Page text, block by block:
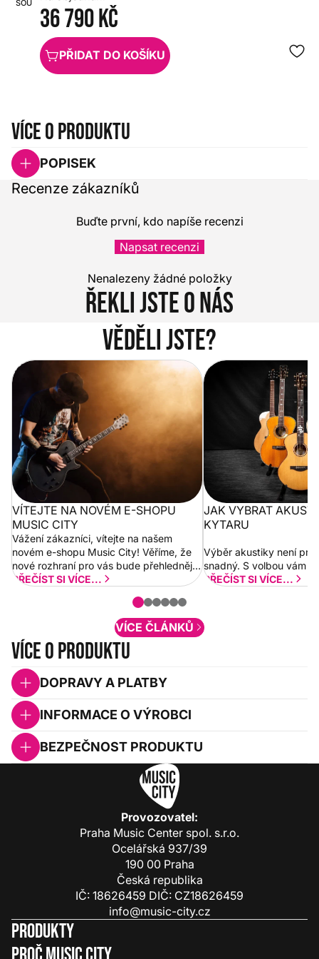
SOUNDCRAFTHX0000000085953
36 790 Kč
PŘIDAT DO KOŠÍKU
Více o produktu
POPISEK
Recenze zákazníků
Buďte první, kdo napíše recenzi
Napsat recenzi
Nenalezeny žádné položky
Řekli jste o nás
Věděli jste?
Vítejte na novém e-shopu Music
City
VÍTEJTE NA NOVÉM E-SHOPU
MUSIC CITY
Vážení zákazníci, vítejte na našem
novém e-shopu Music City! Věříme, že
nové rozhraní pro vás bude přehlednější
a rychlejší. Postupně budeme přidávat
PŘEČÍST SI VÍCE...
Jak vybrat
JAK VYBRAT
KYTARU
Výběr akustiky není pro
snadný. S volbou vám
PŘEČÍST SI VÍCE...
VÍCE ČLÁNKŮ
Více o produktu
DOPRAVY A PLATBY
INFORMACE O VÝROBCI
BEZPEČNOST PRODUKTU
Provozovatel:
Praha Music Center spol. s.r.o.
Ocelářská 937/39
190 00 Praha
Česká republika
IČ: 18626459 DIČ: CZ18626459
info@music-city.cz
Produkty